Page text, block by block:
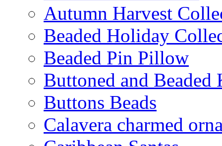
Autumn Harvest
Beaded Holiday
Beaded Pin Pillow
Buttoned and Beaded
Buttons Beads
Calavera charmed